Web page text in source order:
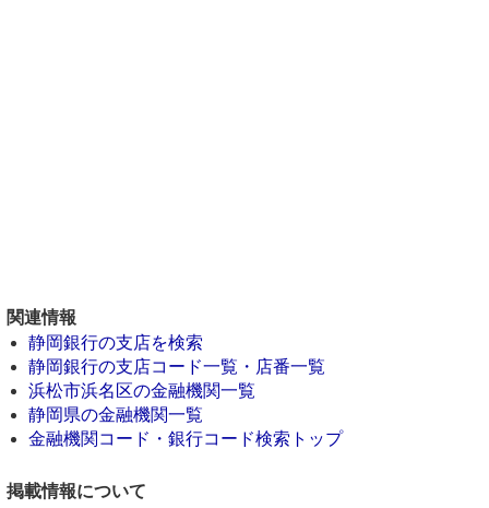
関連情報
静岡銀行の支店を検索
静岡銀行の支店コード一覧・店番一覧
浜松市浜名区の金融機関一覧
静岡県の金融機関一覧
金融機関コード・銀行コード検索トップ
掲載情報について